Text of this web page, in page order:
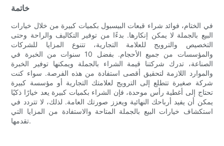
خاتمة
في الختام، فوائد شراء قبعات البيسبول بكميات كبيرة من خلال خيارات
البيع بالجملة لا يمكن إنكارها. بدءًا من توفير التكاليف والراحة وحتى
التخصيص والترويج للعلامة التجارية، تتنوع المزايا للشركات
والمؤسسات من جميع الأحجام. بفضل 10 سنوات من الخبرة في
الصناعة، تدرك شركتنا قيمة الشراء بالجملة ويمكنها توفير الخبرة
والموارد اللازمة لتحقيق أقصى استفادة من هذه الفرصة. سواء كنت
شركة صغيرة تتطلع إلى الترويج لعلامتك التجارية أو مؤسسة كبيرة
تحتاج إلى أغطية رأس موحدة، فإن الشراء بكميات كبيرة يعد خيارًا ذكيًا
يمكن أن يفيد أرباحك النهائية ويعزز صورتك العامة. لذلك، لا تتردد في
استكشاف خيارات البيع بالجملة المتاحة والاستفادة من المزايا التي
تقدمها.